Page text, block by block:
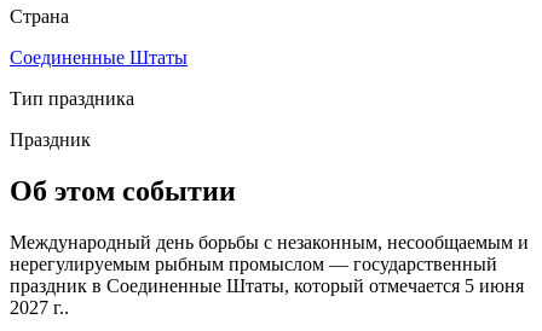
Страна
Соединенные Штаты
Тип праздника
Праздник
Об этом событии
Международный день борьбы с незаконным, несообщаемым и
нерегулируемым рыбным промыслом — государственный
праздник в Соединенные Штаты, который отмечается 5 июня
2027 г..